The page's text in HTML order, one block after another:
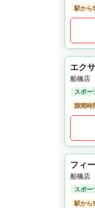
駅から
エク
船橋店
スポー
隙間時
フィ
船橋店
スポー
駅から